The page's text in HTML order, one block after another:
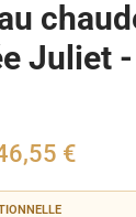
Juliet
€